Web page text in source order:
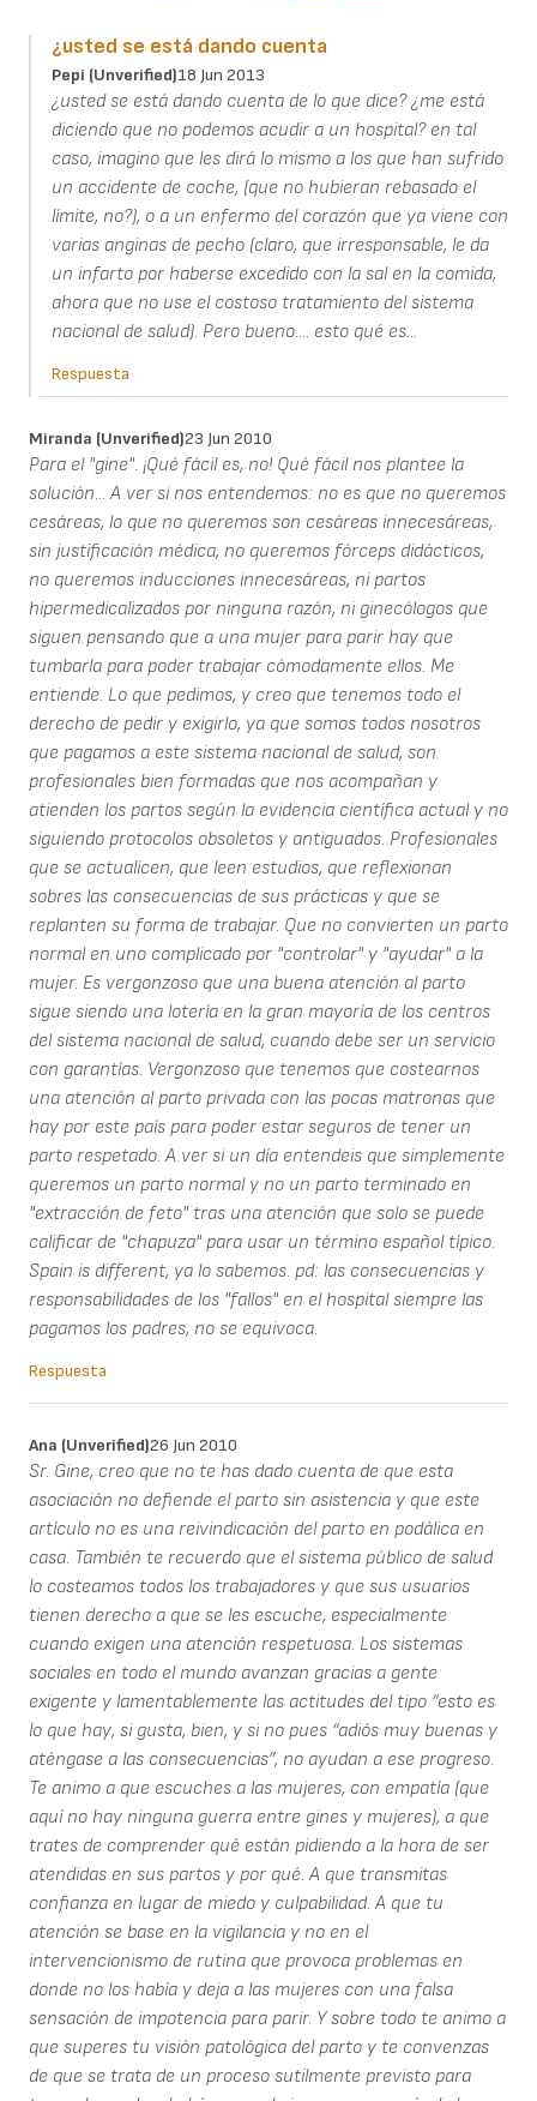
¿usted se está dando cuenta
Pepi (unverified)18 Jun 2013
¿usted se está dando cuenta de lo que dice? ¿me está
diciendo que no podemos acudir a un hospital? en tal
caso, imagino que les dirá lo mismo a los que han sufrido
un accidente de coche, (que no hubieran rebasado el
límite, no?), o a un enfermo del corazón que ya viene con
varias anginas de pecho (claro, que irresponsable, le da
un infarto por haberse excedido con la sal en la comida,
ahora que no use el costoso tratamiento del sistema
nacional de salud). Pero bueno.... esto qué es...
Respuesta
Miranda (unverified)23 Jun 2010
Para el "gine". ¡Qué fácil es, no! Qué fácil nos plantee la
solución... A ver si nos entendemos: no es que no queremos
cesáreas, lo que no queremos son cesáreas innecesáreas,
sin justificación médica, no queremos fórceps didácticos,
no queremos inducciones innecesáreas, ni partos
hipermedicalizados por ninguna razón, ni ginecólogos que
siguen pensando que a una mujer para parir hay que
tumbarla para poder trabajar cómodamente ellos. Me
entiende. Lo que pedimos, y creo que tenemos todo el
derecho de pedir y exigirlo, ya que somos todos nosotros
que pagamos a este sistema nacional de salud, son
profesionales bien formadas que nos acompañan y
atienden los partos según la evidencia científica actual y no
siguiendo protocolos obsoletos y antiguados. Profesionales
que se actualicen, que leen estudios, que reflexionan
sobres las consecuencias de sus prácticas y que se
replanten su forma de trabajar. Que no convierten un parto
normal en uno complicado por "controlar" y "ayudar" a la
mujer. Es vergonzoso que una buena atención al parto
sigue siendo una lotería en la gran mayoría de los centros
del sistema nacional de salud, cuando debe ser un servicio
con garantías. Vergonzoso que tenemos que costearnos
una atención al parto privada con las pocas matronas que
hay por este país para poder estar seguros de tener un
parto respetado. A ver si un día entendeis que simplemente
queremos un parto normal y no un parto terminado en
"extracción de feto" tras una atención que solo se puede
calificar de "chapuza" para usar un término español típico.
Spain is different, ya lo sabemos. pd: las consecuencias y
responsabilidades de los "fallos" en el hospital siempre las
pagamos los padres, no se equivoca.
Respuesta
Ana (unverified)26 Jun 2010
Sr. Gine, creo que no te has dado cuenta de que esta
asociación no defiende el parto sin asistencia y que este
artículo no es una reivindicación del parto en podálica en
casa. También te recuerdo que el sistema público de salud
lo costeamos todos los trabajadores y que sus usuarios
tienen derecho a que se les escuche, especialmente
cuando exigen una atención respetuosa. Los sistemas
sociales en todo el mundo avanzan gracias a gente
exigente y lamentablemente las actitudes del tipo “esto es
lo que hay, si gusta, bien, y si no pues “adiós muy buenas y
aténgase a las consecuencias”, no ayudan a ese progreso.
Te animo a que escuches a las mujeres, con empatía (que
aquí no hay ninguna guerra entre gines y mujeres), a que
trates de comprender qué están pidiendo a la hora de ser
atendidas en sus partos y por qué. A que transmitas
confianza en lugar de miedo y culpabilidad. A que tu
atención se base en la vigilancia y no en el
intervencionismo de rutina que provoca problemas en
donde no los había y deja a las mujeres con una falsa
sensación de impotencia para parir. Y sobre todo te animo a
que superes tu visión patológica del parto y te convenzas
de que se trata de un proceso sutilmente previsto para